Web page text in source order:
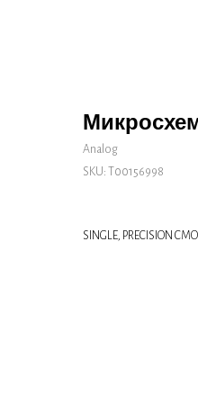
Analog
SKU:
Т00156998
SINGLE, PRECISION